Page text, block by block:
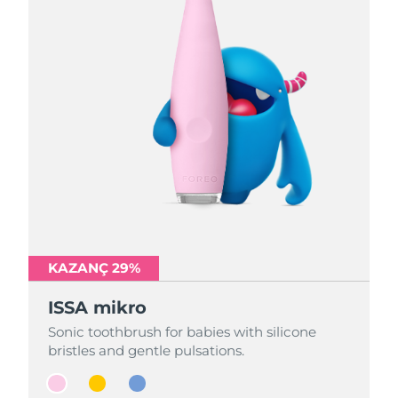
KAZANÇ 29%
ISSA mikro
Sonic toothbrush for babies with silicone
bristles and gentle pulsations.
KAZANÇ 29%
ISSA mikro
Sonic toothbrush for babies with silicone
bristles and gentle pulsations.
KAZANÇ 29%
ISSA mikro
Sonic toothbrush for babies with silicone
bristles and gentle pulsations.